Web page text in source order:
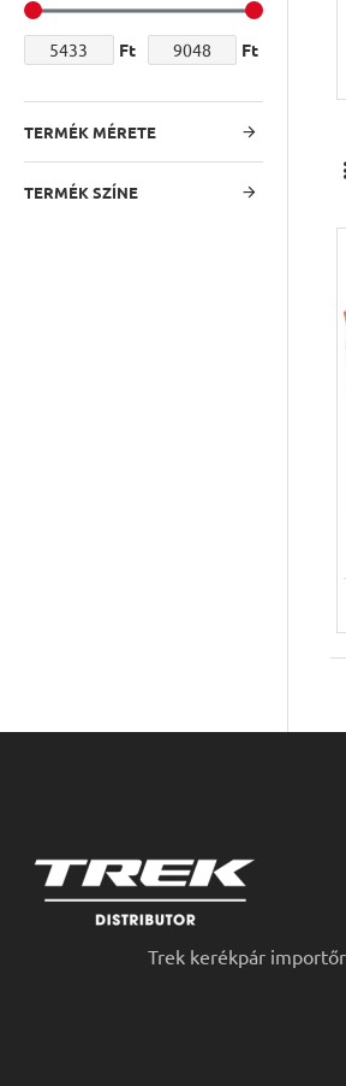
Ft Ft
TERMÉK MÉRETE
TERMÉK SZÍNE
Trek kerékpár